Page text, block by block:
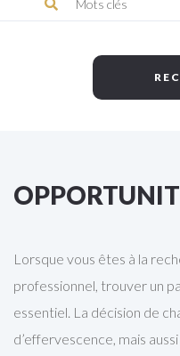
Lorsque vous êtes à la
professionnel, trouver un
essentiel. La décision de
d’effervescence, mais